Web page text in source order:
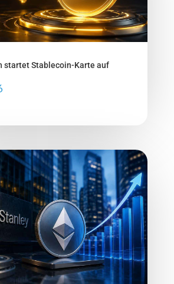
startet Stablecoin-Karte auf